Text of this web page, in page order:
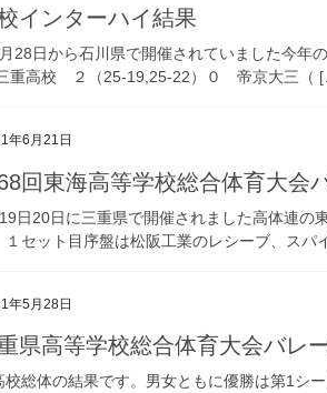
インターハイ結果
28日から石川県で開催されていました今年
重高校 ２（25-19,25-22）０ 帝京大三（
年6月21日
回東海高等学校総合体育大会
日20日に三重県で開催されました高体連
１セット目序盤は松阪工業のレシーブ、スパ
年5月28日
県高等学校総合体育大会バレ
総体の結果です。男女ともに優勝は第1シ